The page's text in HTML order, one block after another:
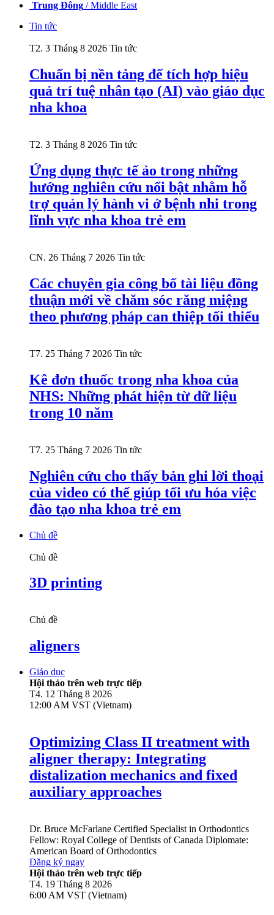
Trung Đông / Middle East
Tin tức
T2. 3 Tháng 8 2026 Tin tức
Chuẩn bị nền tảng để tích hợp hiệu
quả trí tuệ nhân tạo (AI) vào giáo dục
nha khoa
T2. 3 Tháng 8 2026 Tin tức
Ứng dụng thực tế ảo trong những
hướng nghiên cứu nổi bật nhằm hỗ
trợ quản lý hành vi ở bệnh nhi trong
lĩnh vực nha khoa trẻ em
CN. 26 Tháng 7 2026 Tin tức
Các chuyên gia công bố tài liệu đồng
thuận mới về chăm sóc răng miệng
theo phương pháp can thiệp tối thiểu
T7. 25 Tháng 7 2026 Tin tức
Kê đơn thuốc trong nha khoa của
NHS: Những phát hiện từ dữ liệu
trong 10 năm
T7. 25 Tháng 7 2026 Tin tức
Nghiên cứu cho thấy bản ghi lời thoại
của video có thể giúp tối ưu hóa việc
đào tạo nha khoa trẻ em
Chủ đề
Chủ đề
3D printing
Chủ đề
aligners
Giáo dục
Hội thảo trên web trực tiếp
T4. 12 Tháng 8 2026
12:00 AM VST (Vietnam)
Optimizing Class II treatment with
aligner therapy: Integrating
distalization mechanics and fixed
auxiliary approaches
Dr. Bruce McFarlane Certified Specialist in Orthodontics
Fellow: Royal College of Dentists of Canada Diplomate:
American Board of Orthodontics
Đăng ký ngay
Hội thảo trên web trực tiếp
T4. 19 Tháng 8 2026
6:00 AM VST (Vietnam)